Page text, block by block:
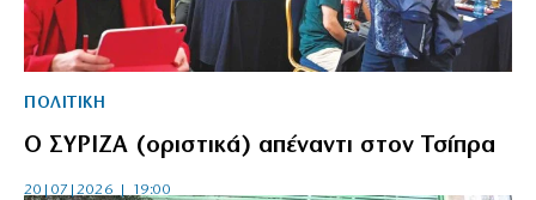
ΠΟΛΙΤΙΚΗ
Ο ΣΥΡΙΖΑ (οριστικά) απέναντι στον Τσίπρα
20|07|2026 | 19:00